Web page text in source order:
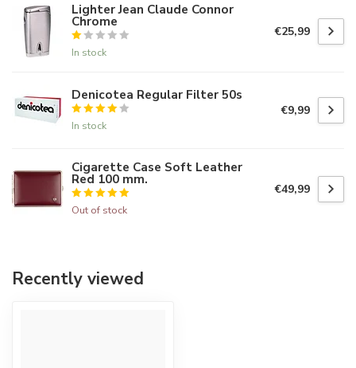
Lighter Jean Claude Connor
Chrome
In stock
€25,99
Denicotea Regular Filter 50s
In stock
€9,99
Cigarette Case Soft Leather
Red 100 mm.
Out of stock
€49,99
Recently viewed